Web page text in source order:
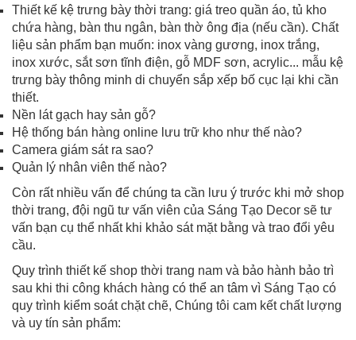
Thiết kế kệ trưng bày thời trang: giá treo quần áo, tủ kho
chứa hàng, bàn thu ngân, bàn thờ ông địa (nếu cần). Chất
liệu sản phẩm bạn muốn: inox vàng gương, inox trắng,
inox xước, sắt sơn tĩnh điện, gỗ MDF sơn, acrylic... mẫu kệ
trưng bày thông minh di chuyển sắp xếp bố cục lại khi cần
thiết.
Nền lát gạch hay sản gỗ?
Hệ thống bán hàng online lưu trữ kho như thế nào?
Camera giám sát ra sao?
Quản lý nhân viên thế nào?
Còn rất nhiều vấn để chúng ta cần lưu ý trước khi mở shop
thời trang, đội ngũ tư vấn viên của Sáng Tạo Decor sẽ tư
vấn bạn cụ thể nhất khi khảo sát mặt bằng và trao đổi yêu
cầu.
Quy trình thiết kế shop thời trang nam và bảo hành bảo trì
sau khi thi công khách hàng có thể an tâm vì Sáng Tạo có
quy trình kiểm soát chặt chẽ, Chúng tôi cam kết chất lượng
và uy tín sản phẩm: